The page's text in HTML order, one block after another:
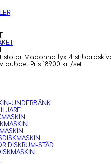
stolar Madonna lyx 4 st
dubbel Pris 18900 kr /set
UNDERBÄNK
DISKRUM-STÄD